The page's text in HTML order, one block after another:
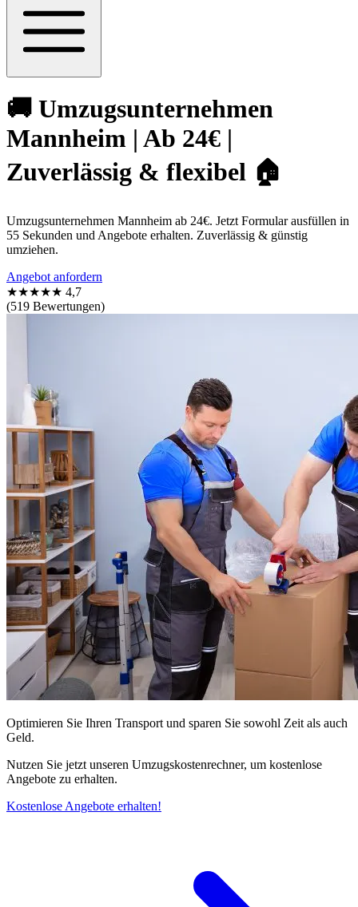
🚚 Umzugsunternehmen
Mannheim | Ab 24€ |
Zuverlässig & flexibel 🏠
Umzugsunternehmen Mannheim ab 24€. Jetzt Formular ausfüllen in
55 Sekunden und Angebote erhalten. Zuverlässig & günstig
umziehen.
Angebot anfordern
★★★★★ 4,7
(519 Bewertungen)
Optimieren Sie Ihren Transport und sparen Sie sowohl Zeit als auch
Geld.
Nutzen Sie jetzt unseren Umzugskostenrechner, um kostenlose
Angebote zu erhalten.
Kostenlose Angebote erhalten!